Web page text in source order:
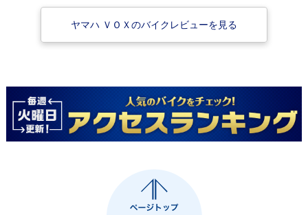
ヤマハ ＶＯＸのバイクレビューを見る